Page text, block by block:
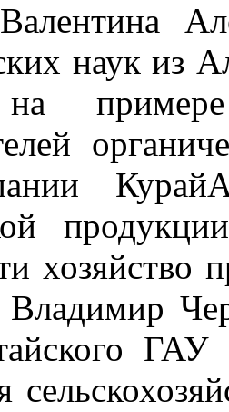
наук из
на
хозяйство
ГАУ